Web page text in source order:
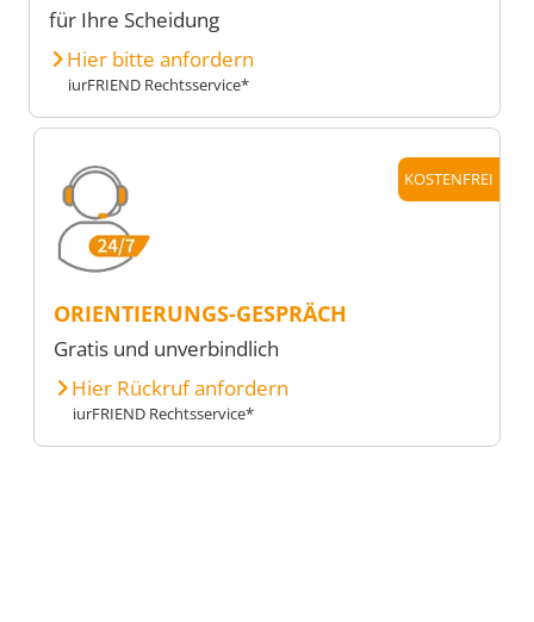
für Ihre Scheidung
Hier bitte anfordern
iurFRIEND Rechtsservice*
KOSTENFREI
ORIENTIERUNGS-GESPRÄCH
Gratis und unverbindlich
Hier Rückruf anfordern
iurFRIEND Rechtsservice*